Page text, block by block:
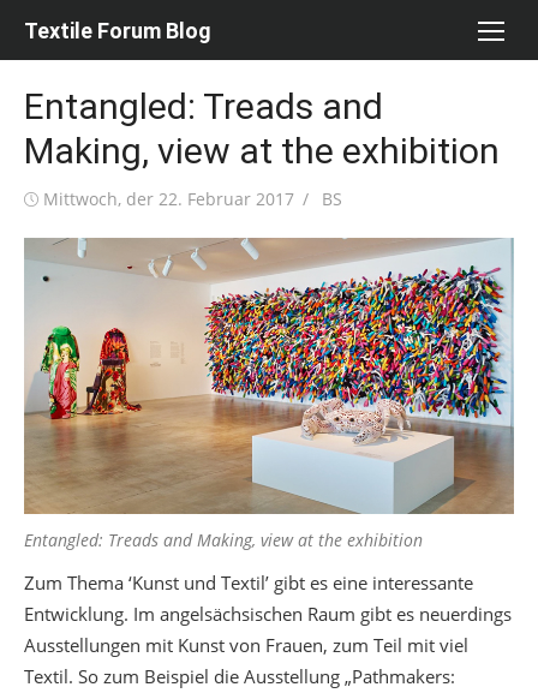
Textile Forum Blog
Entangled: Treads and
Making, view at the exhibition
Posted
Mittwoch, der 22. Februar 2017 Author
BS
Entangled: Treads and Making, view at the exhibition
Zum Thema ‘Kunst und Textil’ gibt es eine interessante
Entwicklung. Im angelsächsischen Raum gibt es neuerdings
Ausstellungen mit Kunst von Frauen, zum Teil mit viel
Textil. So zum Beispiel die Ausstellung „Pathmakers: